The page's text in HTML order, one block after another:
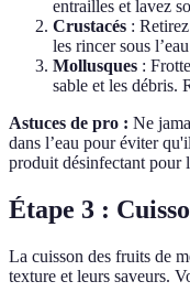
entrailles et lavez
Crustacés :
les rincer sous
Mollusques :
sable et les débris.
Astuces de pro : Ne
dans l’eau pour éviter
produit désinfectant pour
Étape 3 :
La cuisson des fruits de
texture et leurs saveurs.